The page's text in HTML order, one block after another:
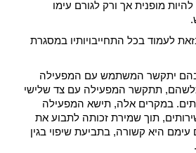
מופנית אך ורק לגורם עימו
לעמוד בכל התחייבויותיו במסגרת
יתקשר המשתמש עם המפעילה
תתקשר המפעילה עם צד שלישי
במקרים אלה, תישא המפעילה
תוך שמירת זכותה לתבוע את
עימם היא קשורה, בתביעת שיפוי בגין